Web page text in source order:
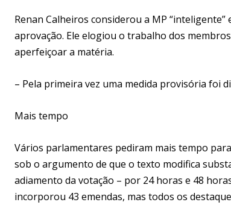
Renan Calheiros considerou a MP
aprovação. Ele elogiou o trabalho dos
aperfeiçoar a matéria.
– Pela primeira vez uma medida provisória foi
Mais tempo
Vários parlamentares pediram mais tempo
sob o argumento de que o texto modifica
adiamento da votação – por 24 horas e 48
incorporou 43 emendas, mas todos os